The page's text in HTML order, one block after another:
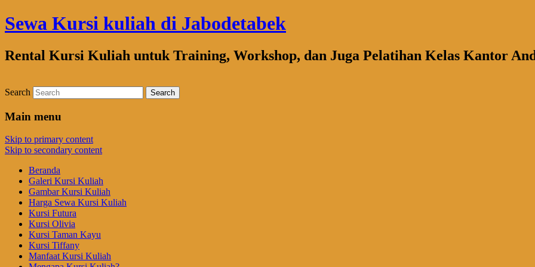
Sewa Kursi kuliah di Jabodetabek
Rental Kursi Kuliah untuk Training, Workshop, dan Juga Pelatihan Kelas Kantor
Search
Main menu
Skip to primary content
Skip to secondary content
Beranda
Galeri Kursi Kuliah
Gambar Kursi Kuliah
Harga Sewa Kursi Kuliah
Kursi Futura
Kursi Olivia
Kursi Taman Kayu
Kursi Tiffany
Manfaat Kursi Kuliah